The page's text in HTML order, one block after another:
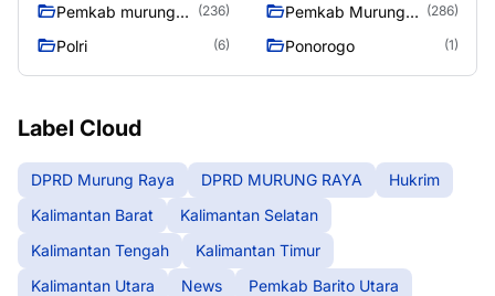
Pemkab murung
(236)
Pemkab Murung
(286)
Polri (6) Ponorogo (1)
Label Cloud
DPRD Murung Raya DPRD MURUNG RAYA
Hukrim
Kalimantan Barat
Kalimantan Selatan
Kalimantan Tengah
Kalimantan Timur
Kalimantan Utara
News
Pemkab Barito Utara